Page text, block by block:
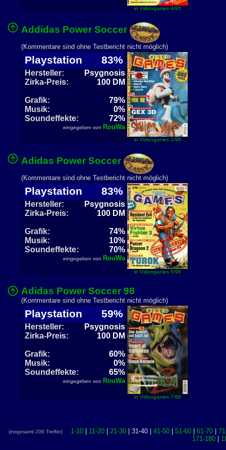
in Videogames 9/95
Addidas Power Soccer
(Kommentare sind ohne Testbericht nicht möglich)
Playstation 83%
Hersteller:
Psygnosis
Zirka-Preis:
100 DM
Grafik:
79%
Musik:
0%
Soundeffekte:
72%
eingegeben von RouWa
in Videogames 1/98
Adidas Power Soccer
(Kommentare sind ohne Testbericht nicht möglich)
Playstation 83%
Hersteller:
Psygnosis
Zirka-Preis:
100 DM
Grafik:
74%
Musik:
10%
Soundeffekte:
70%
eingegeben von RouWa
in Videogames 5/96
Adidas Power Soccer 98
(Kommentare sind ohne Testbericht nicht möglich)
Playstation 59%
Hersteller:
Psygnosis
Zirka-Preis:
100 DM
Grafik:
60%
Musik:
0%
Soundeffekte:
65%
eingegeben von RouWa
in Videogames 7/98
(insgesamt 206 Treffer) 1-10 11-20 21-30 | 31-40 | 41-50 51-60 61-70
171-180|